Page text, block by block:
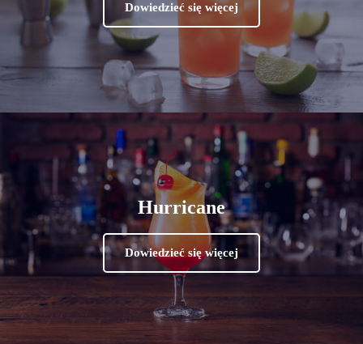
Dowiedzieć się więcej
Hurricane
Dowiedzieć się więcej